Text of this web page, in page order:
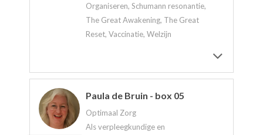
Organiseren, Schumann resonantie,
The Great Awakening, The Great
Reset, Vaccinatie, Welzijn
Paula de Bruin - box 05
Optimaal Zorg
Als verpleegkundige en